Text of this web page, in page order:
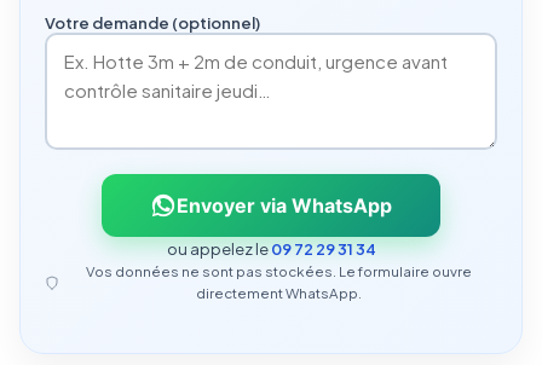
Votre demande (optionnel)
Envoyer via WhatsApp
ou appelez le09 72 29 31 34
Vos données ne sont pas stockées. Le formulaire ouvre
directement WhatsApp.